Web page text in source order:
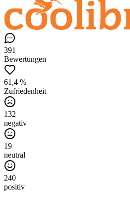
391
Bewertungen
61,4 %
Zufriedenheit
132
negativ
19
neutral
240
positiv